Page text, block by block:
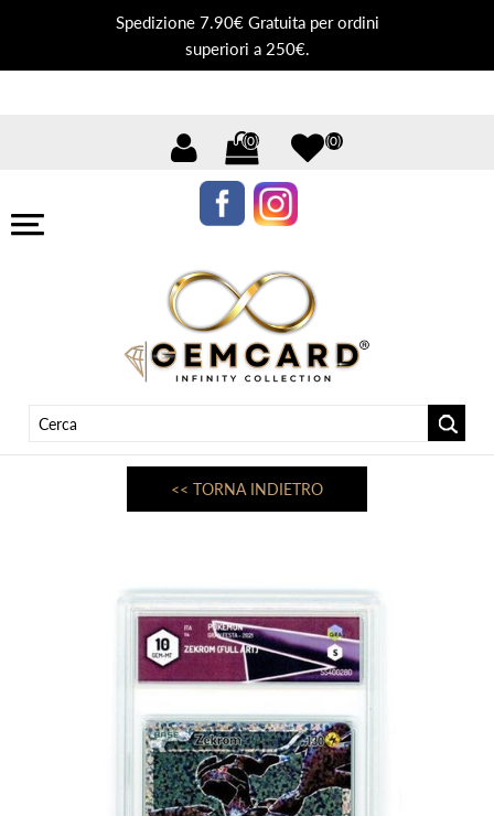
Spedizione 7.90€ Gratuita per ordini
superiori a 250€.
(0) (0)
<< TORNA INDIETRO